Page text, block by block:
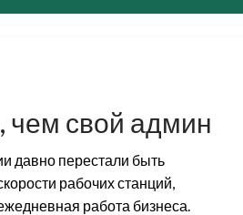
чем свой админ
давно перестали быть
рабочих станций,
работа бизнеса.